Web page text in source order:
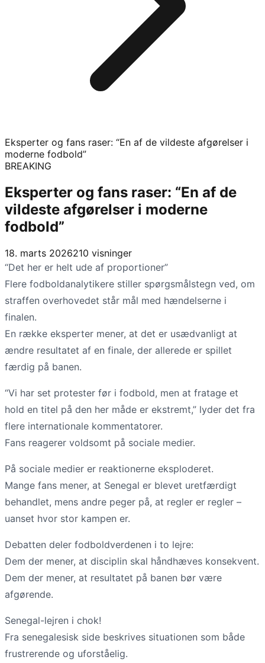
Eksperter og fans raser: “En af de vildeste afgørelser i
moderne fodbold”
BREAKING
Eksperter og fans raser: “En af de
vildeste afgørelser i moderne
fodbold”
18. marts 2026210 visninger
“Det her er helt ude af proportioner”
Flere fodboldanalytikere stiller spørgsmålstegn ved, om
straffen overhovedet står mål med hændelserne i
finalen.
En række eksperter mener, at det er usædvanligt at
ændre resultatet af en finale, der allerede er spillet
færdig på banen.
“Vi har set protester før i fodbold, men at fratage et
hold en titel på den her måde er ekstremt,” lyder det fra
flere internationale kommentatorer.
Fans reagerer voldsomt på sociale medier.
På sociale medier er reaktionerne eksploderet.
Mange fans mener, at Senegal er blevet uretfærdigt
behandlet, mens andre peger på, at regler er regler –
uanset hvor stor kampen er.
Debatten deler fodboldverdenen i to lejre:
Dem der mener, at disciplin skal håndhæves konsekvent.
Dem der mener, at resultatet på banen bør være
afgørende.
Senegal-lejren i chok!
Fra senegalesisk side beskrives situationen som både
frustrerende og uforståelig.